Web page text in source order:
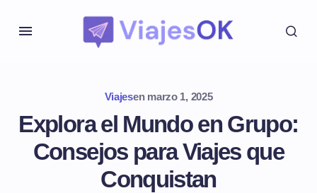
Viajesen marzo 1, 2025
Explora el Mundo en Grupo:
Consejos para Viajes que
Conquistan